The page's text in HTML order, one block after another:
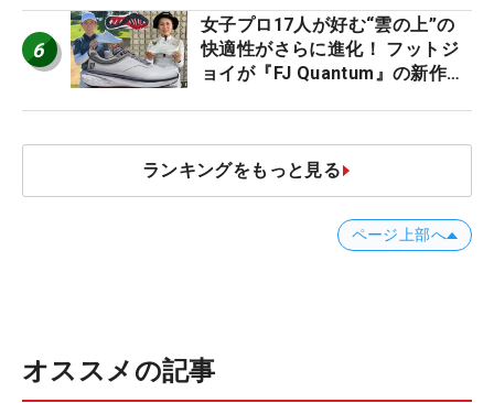
6
女子プロ17人が好む“雲の上”の
快適性がさらに進化！ フットジ
ョイが『FJ Quantum』の新作を
ランキングをもっと見る
ページ上部へ
オススメの記事